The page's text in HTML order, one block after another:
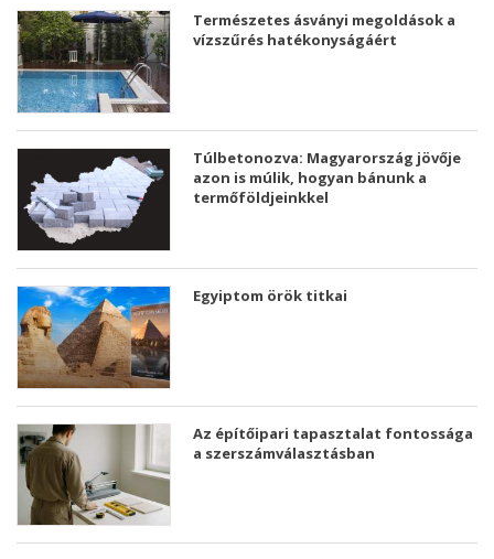
Természetes ásványi megoldások a
vízszűrés hatékonyságáért
Túlbetonozva: Magyarország jövője
azon is múlik, hogyan bánunk a
termőföldjeinkkel
Egyiptom örök titkai
Az építőipari tapasztalat fontossága
a szerszámválasztásban